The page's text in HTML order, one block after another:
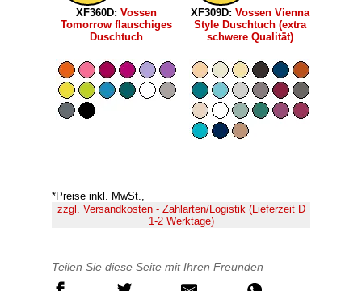
XF360D: Vossen
Tomorrow flauschiges
Duschtuch
XF309D: Vossen Vienna
Style Duschtuch (extra
schwere Qualität)
*Preise inkl. MwSt.,
zzgl. Versandkosten - Zahlarten/Logistik (Lieferzeit D
1-2 Werktage)
Teilen Sie diese Seite mit Ihren Freunden